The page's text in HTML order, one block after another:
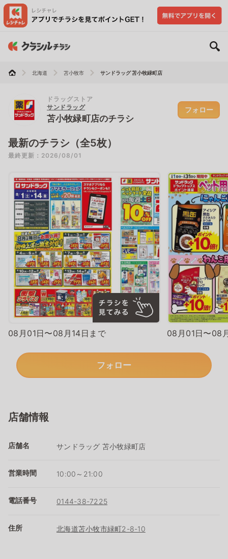
北海道 苫小牧市 サンドラッグ 苫小牧緑町店
ドラッグストア
サンドラッグ
苫小牧緑町店のチラシ
フォロー
最新のチラシ（全5枚）
最終更新：2026/08/01
08月01日〜08月14日まで 08月01日〜08
フォロー
店舗情報
店舗名 サンドラッグ 苫小牧緑町店
営業時間 10:00～21:00
電話番号 0144-38-7225
住所 北海道苫小牧市緑町2-8-10